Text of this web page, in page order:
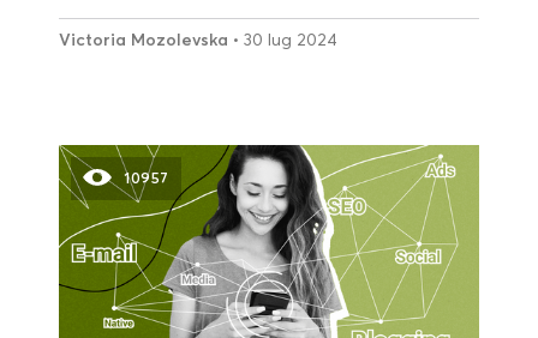
Victoria Mozolevska • 30 lug 2024
10957